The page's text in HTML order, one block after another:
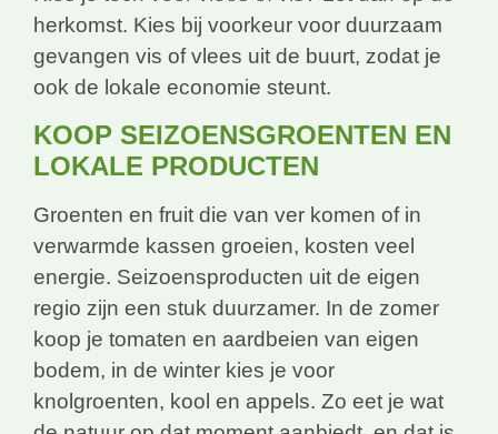
herkomst. Kies bij voorkeur voor duurzaam
gevangen vis of vlees uit de buurt, zodat je
ook de lokale economie steunt.
KOOP SEIZOENSGROENTEN EN
LOKALE PRODUCTEN
Groenten en fruit die van ver komen of in
verwarmde kassen groeien, kosten veel
energie. Seizoensproducten uit de eigen
regio zijn een stuk duurzamer. In de zomer
koop je tomaten en aardbeien van eigen
bodem, in de winter kies je voor
knolgroenten, kool en appels. Zo eet je wat